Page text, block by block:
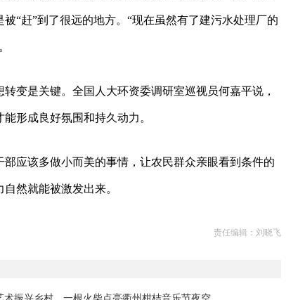
“赶”到了很远的地方。“现在虽然有了建污水处理厂的
变是关键。全国人大环资委调研室巡视员何嘉平说，
形成良好氛围和持久动力。
应该多做小而美的事情，让农民群众亲眼看到条件的
然就能被激发出来。
责任编辑：刘晓飞